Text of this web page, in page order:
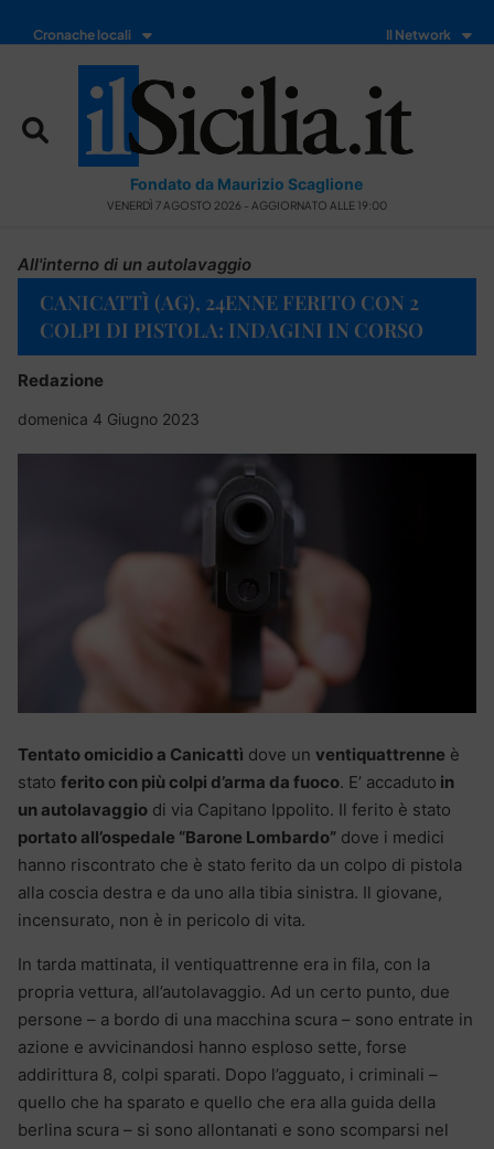
Cronache locali Il Network
Fondato da Maurizio Scaglione
VENERDÌ 7 AGOSTO 2026 - AGGIORNATO ALLE 19:00
All'interno di un autolavaggio
CANICATTÌ (AG), 24ENNE FERITO CON 2
COLPI DI PISTOLA: INDAGINI IN CORSO
Redazione
domenica 4 Giugno 2023
Tentato omicidio a Canicattì dove un ventiquattrenne è
stato ferito con più colpi d’arma da fuoco. E’ accaduto in
un autolavaggio di via Capitano Ippolito. Il ferito è stato
portato all’ospedale “Barone Lombardo” dove i medici
hanno riscontrato che è stato ferito da un colpo di pistola
alla coscia destra e da uno alla tibia sinistra. Il giovane,
incensurato, non è in pericolo di vita.
In tarda mattinata, il ventiquattrenne era in fila, con la
propria vettura, all’autolavaggio. Ad un certo punto, due
persone – a bordo di una macchina scura – sono entrate in
azione e avvicinandosi hanno esploso sette, forse
addirittura 8, colpi sparati. Dopo l’agguato, i criminali –
quello che ha sparato e quello che era alla guida della
berlina scura – si sono allontanati e sono scomparsi nel